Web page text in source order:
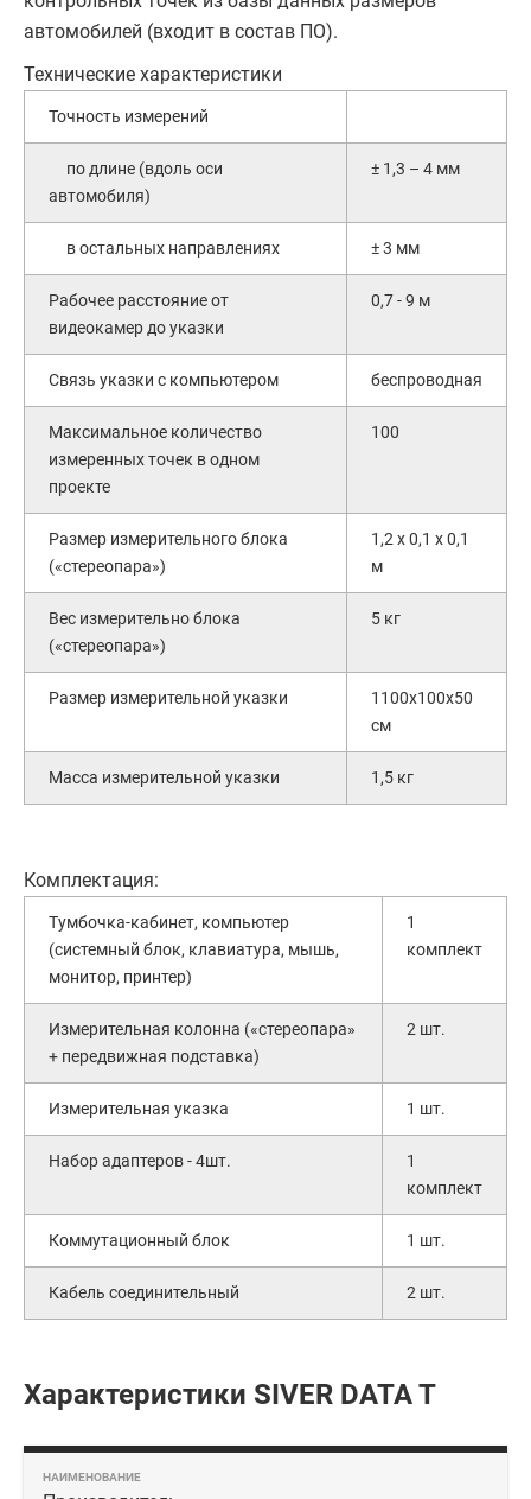
автомобилей (входит в состав ПО).
Технические характеристики
Точность измерений
по длине (вдоль оси
автомобиля)
± 1,3 – 4 мм
в остальных направлениях ± 3 мм
Рабочее расстояние от
видеокамер до указки
0,7 - 9 м
Связь указки с компьютером беспроводная
Максимальное количество
измеренных точек в одном
проекте
100
Размер измерительного блока
(«стереопара»)
1,2 х 0,1 х 0,1
м
Вес измерительно блока
(«стереопара»)
5 кг
Размер измерительной указки
1100х100х50
см
Масса измерительной указки 1,5 кг
Комплектация:
Тумбочка-кабинет, компьютер
(системный блок, клавиатура, мышь,
монитор, принтер)
1
комплект
Измерительная колонна («стереопара»
+ передвижная подставка)
2 шт.
Измерительная указка 1 шт.
Набор адаптеров - 4шт.
1
комплект
Коммутационный блок 1 шт.
Кабель соединительный 2 шт.
Характеристики SIVER DATA T